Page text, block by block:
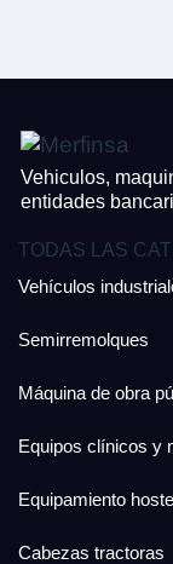
Vehiculos,
entidades
TODAS LAS
Vehículos
Semirremolques
Máquina de obra
Equipos clínicos y
Equipamiento
Cabezas tractoras